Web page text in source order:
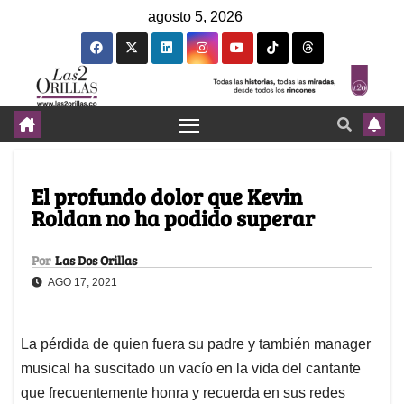
agosto 5, 2026
El profundo dolor que Kevin
Roldan no ha podido superar
Por Las Dos Orillas
AGO 17, 2021
La pérdida de quien fuera su padre y también manager
musical ha suscitado un vacío en la vida del cantante
que frecuentemente honra y recuerda en sus redes